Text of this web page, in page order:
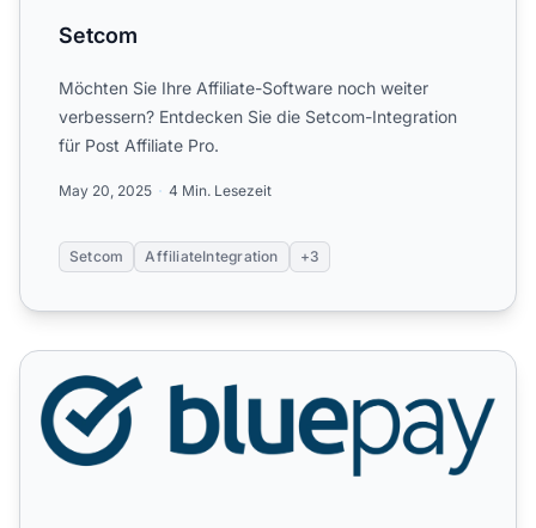
Setcom
Möchten Sie Ihre Affiliate-Software noch weiter
verbessern? Entdecken Sie die Setcom-Integration
für Post Affiliate Pro.
May 20, 2025 4 Min. Lesezeit
Setcom AffiliateIntegration +3
BluePay